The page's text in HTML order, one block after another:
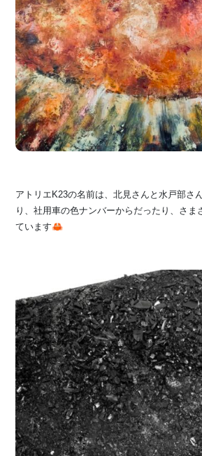
アトリエK23の名前は、北見さんと水戸部さ
り、社用車の色ナンバーからだったり、さま
ています🦀